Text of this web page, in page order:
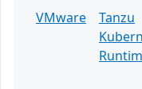
VMware
Tanzu